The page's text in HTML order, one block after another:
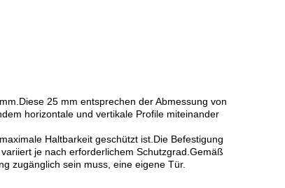
25 mm entsprechen der Abmessung von
horizontale und vertikale Profile miteinander
Haltbarkeit geschützt ist.Die Befestigung
je nach erforderlichem Schutzgrad.Gemäß
zugänglich sein muss, eine eigene Tür.